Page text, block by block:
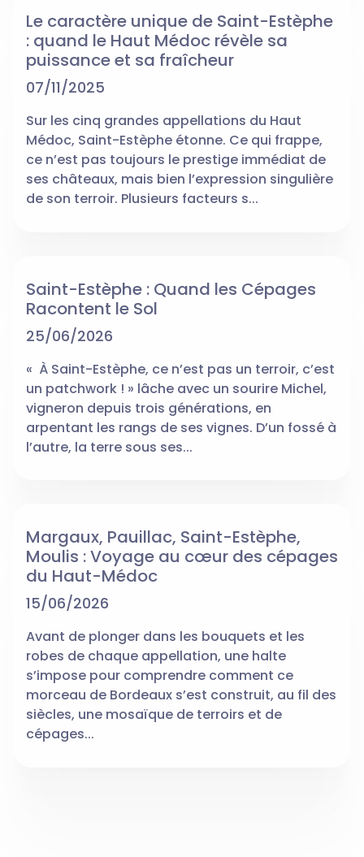
Le caractère unique de Saint-Estèphe
: quand le Haut Médoc révèle sa
puissance et sa fraîcheur
07/11/2025
Sur les cinq grandes appellations du Haut
Médoc, Saint-Estèphe étonne. Ce qui frappe,
ce n’est pas toujours le prestige immédiat de
ses châteaux, mais bien l’expression singulière
de son terroir. Plusieurs facteurs s...
Saint-Estèphe : Quand les Cépages
Racontent le Sol
25/06/2026
« À Saint-Estèphe, ce n’est pas un terroir, c’est
un patchwork ! » lâche avec un sourire Michel,
vigneron depuis trois générations, en
arpentant les rangs de ses vignes. D’un fossé à
l’autre, la terre sous ses...
Margaux, Pauillac, Saint-Estèphe,
Moulis : Voyage au cœur des cépages
du Haut-Médoc
15/06/2026
Avant de plonger dans les bouquets et les
robes de chaque appellation, une halte
s’impose pour comprendre comment ce
morceau de Bordeaux s’est construit, au fil des
siècles, une mosaïque de terroirs et de
cépages...